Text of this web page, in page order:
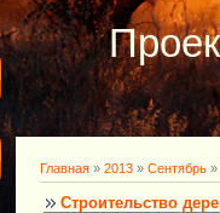
Главная » 2013 » Сентябрь »
Строительство